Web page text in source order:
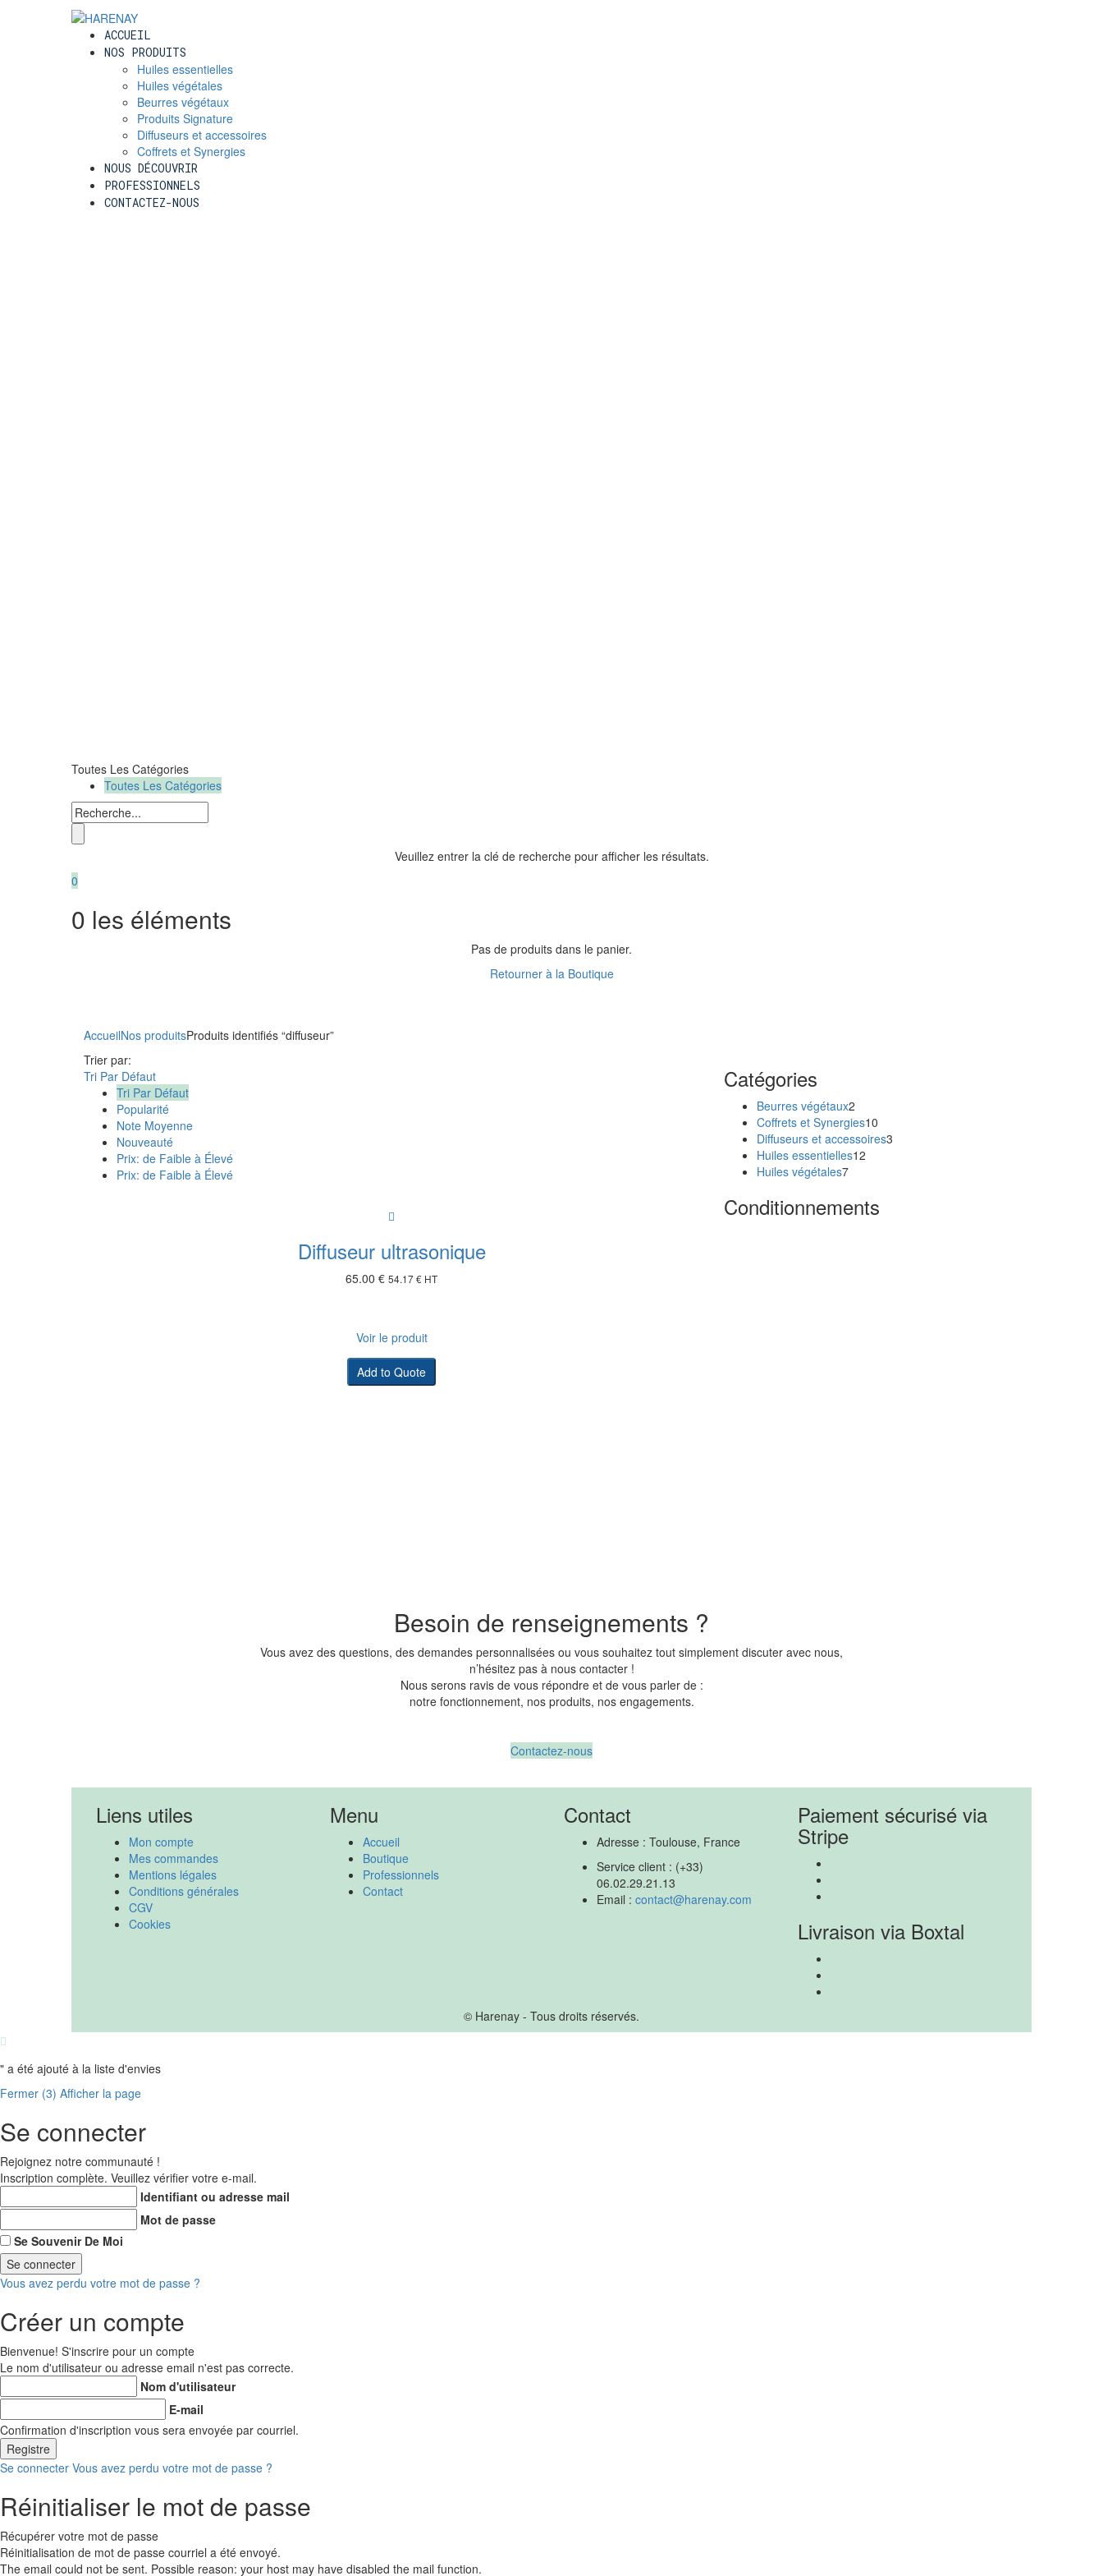
ACCUEIL
NOS PRODUITS
Huiles essentielles
Huiles végétales
Beurres végétaux
Produits Signature
Diffuseurs et accessoires
Coffrets et Synergies
NOUS DÉCOUVRIR
PROFESSIONNELS
CONTACTEZ-NOUS
Toutes Les Catégories
Toutes Les Catégories
Veuillez entrer la clé de recherche pour afficher les résultats.
0
0 les éléments
Pas de produits dans le panier.
Retourner à la Boutique
AccueilNos produitsProduits identifiés “diffuseur”
Trier par:
Tri Par Défaut
Tri Par Défaut
Popularité
Note Moyenne
Nouveauté
Prix: de Faible à Élevé
Prix: de Faible à Élevé
Diffuseur ultrasonique
65.00 € 54.17€ HT
Voir le produit
Add to Quote
Catégories
Beurres végétaux2
Coffrets et Synergies10
Diffuseurs et accessoires3
Huiles essentielles12
Huiles végétales7
Conditionnements
Besoin de renseignements ?
Vous avez des questions, des demandes personnalisées ou vous souhaitez tout simplement discuter avec nous,
n’hésitez pas à nous contacter !
Nous serons ravis de vous répondre et de vous parler de :
notre fonctionnement, nos produits, nos engagements.
Contactez-nous
Liens utiles
Mon compte
Mes commandes
Mentions légales
Conditions générales
CGV
Cookies
Menu
Accueil
Boutique
Professionnels
Contact
Contact
Adresse : Toulouse, France
Service client : (+33)
06.02.29.21.13
Email : contact@harenay.com
Paiement sécurisé via
Stripe
Livraison via Boxtal
© Harenay - Tous droits réservés.
" a été ajouté à la liste d'envies
Fermer (3) Afficher la page
Se connecter
Rejoignez notre communauté !
Inscription complète. Veuillez vérifier votre e-mail.
Identifiant ou adresse mail
Mot de passe
Se Souvenir De Moi
Vous avez perdu votre mot de passe ?
Créer un compte
Bienvenue! S'inscrire pour un compte
Le nom d'utilisateur ou adresse email n'est pas correcte.
Nom d'utilisateur
E-mail
Confirmation d'inscription vous sera envoyée par courriel.
Se connecter Vous avez perdu votre mot de passe ?
Réinitialiser le mot de passe
Récupérer votre mot de passe
Réinitialisation de mot de passe courriel a été envoyé.
The email could not be sent. Possible reason: your host may have disabled the mail function.